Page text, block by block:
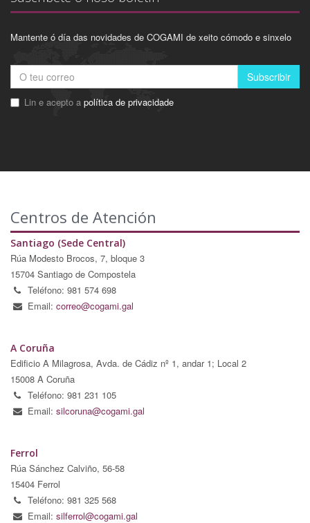
Mantente ó día das novidades de COGAMI de xeito cómodo e sinxelo
Subscribir
Lin e acepto a política de privacidade
Centros de Atención
Santiago (Sede Central)
Rúa Modesto Brocos, 7, bloque 3
15704 Santiago de Compostela
Teléfono: 981 574 698
Email: correo@cogami.gal
A Coruña
Edificio A Milagrosa, Avda. de Cádiz nº 1, andar 1; Local 2
15008 A Coruña
Teléfono: 981 231 105
Email: silcoruna@cogami.gal
Ferrol
Rúa Sánchez Calviño, 56-58
15404 Ferrol
Teléfono: 981 325 568
Email: silferrol@cogami.gal